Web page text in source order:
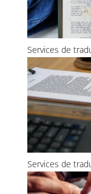
Services de
Services de